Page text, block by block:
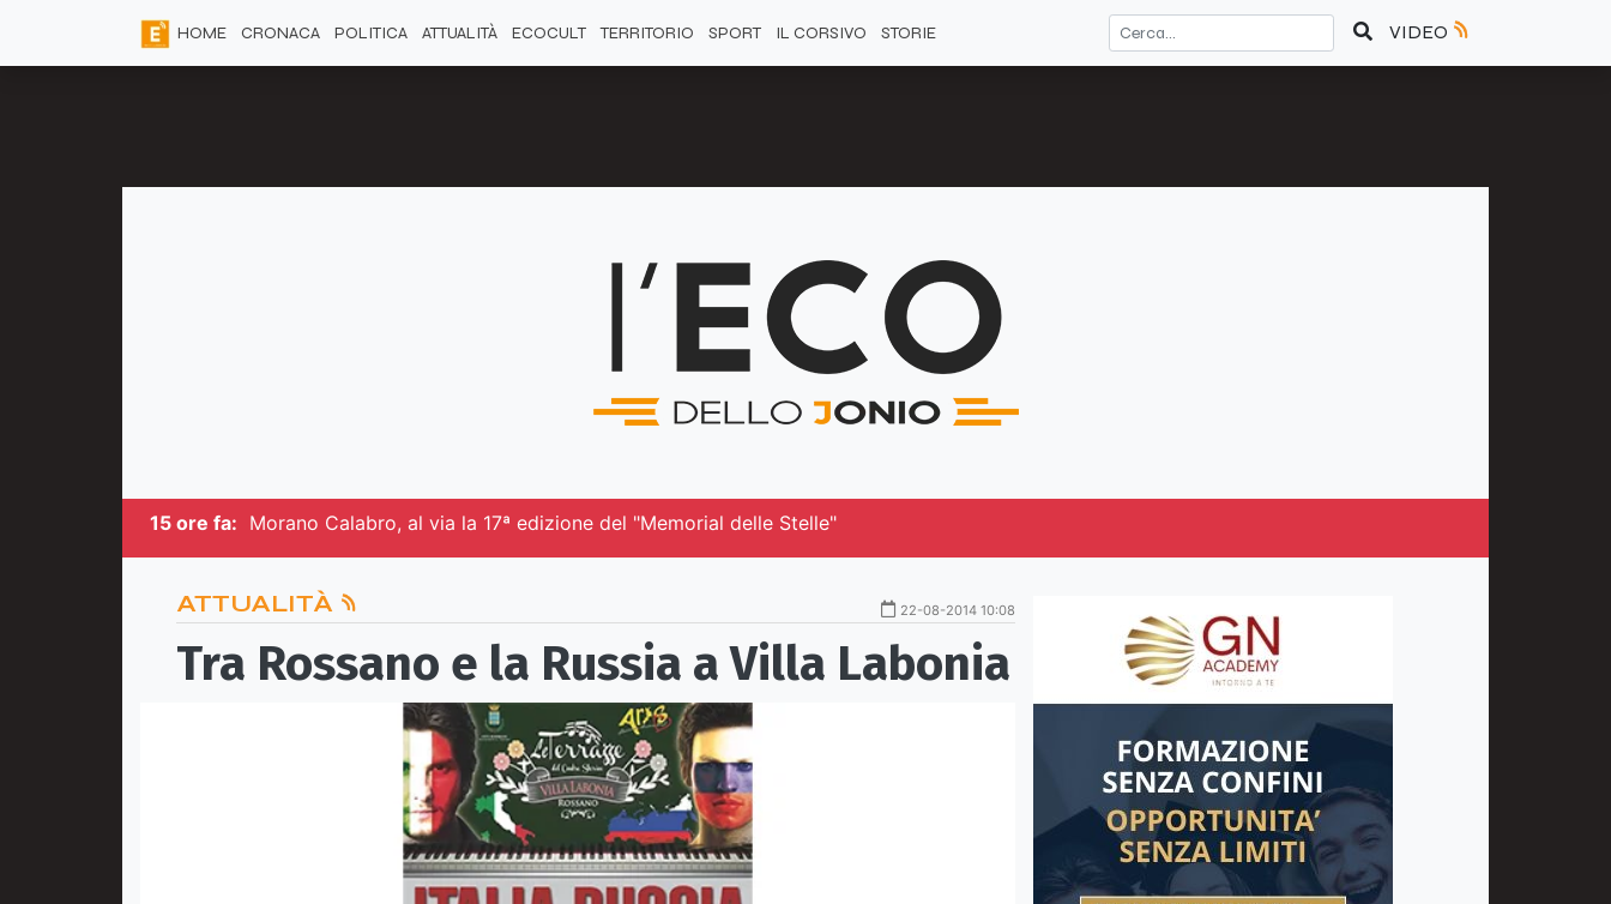
HOME CRONACA POLITICA ATTUALITÀ ECOCULT TERRITORIO SPORT IL CORSIVO STORIE VIDEO
15 ore fa: Morano Calabro, al via la 17ª edizione del "Memorial delle Stelle"
ATTUALITÀ 22-08-2014 10:08
Tra Rossano e la Russia a Villa Labonia